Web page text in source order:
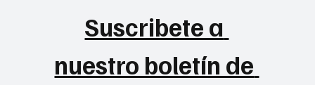
Suscribete a
nuestro boletín de